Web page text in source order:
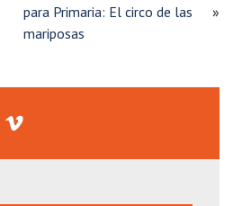
para Primaria: El circo de las
mariposas
»